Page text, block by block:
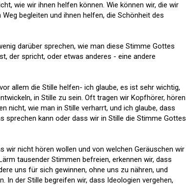
wie wir ihnen helfen können. Wie können wir, die wir
begleiten und ihnen helfen, die Schönheit des
darüber sprechen, wie man diese Stimme Gottes
der spricht, oder etwas anderes - eine andere
allem die Stille helfen- ich glaube, es ist sehr wichtig,
in Stille zu sein. Oft tragen wir Kopfhörer, hören
nicht, wie man in Stille verharrt, und ich glaube, dass
sprechen kann oder dass wir in Stille die Stimme Gottes
wir nicht hören wollen und von welchen Geräuschen wir
tausender Stimmen befreien, erkennen wir, dass
uns für sich gewinnen, ohne uns zu nähren, und
In der Stille begreifen wir, dass Ideologien vergehen,